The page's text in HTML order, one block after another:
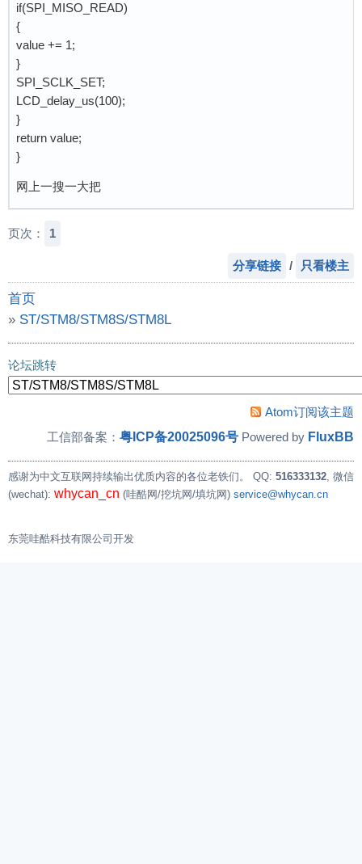
if(SPI_MISO_READ)
{
value += 1;
}
SPI_SCLK_SET;
LCD_delay_us(100);
}
return value;
}
网上一搜一大把
页次： 1
分享链接 / 只看楼主
首页
» ST/STM8/STM8S/STM8L
»有关STM32的SPI接口求助
论坛跳转
Atom订阅该主题
工信部备案： 粤ICP备20025096号 Powered by FluxBB
感谢为中文互联网持续输出优质内容的各位老铁们。 QQ: 516333132, 微信
(wechat): whycan_cn (哇酷网/挖坑网/填坑网) service@whycan.cn
东莞哇酷科技有限公司开发